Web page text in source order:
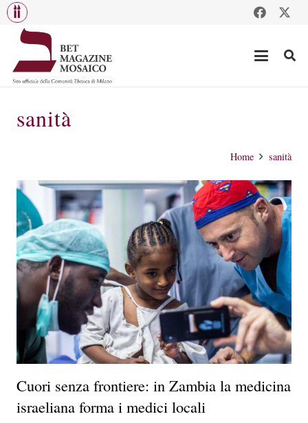
sanità
Home sanità
Cuori senza frontiere: in Zambia la medicina
israeliana forma i medici locali